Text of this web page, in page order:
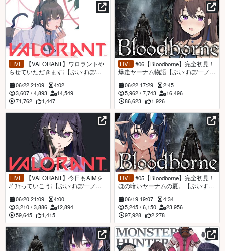
LIVE
らせていただきます❕【ぶいすぽ/一
ノ瀬うるは】
06/22 21:09
4:02
3,607/ 4,893
14,549
71,762
1,447
LIVE
爆走ヤーナム物語【ぶいすぽ/一ノ瀬
うるは】
06/22 17:29
2:45
5,962 /7,743
16,496
86,623
1,926
LIVE
ｶﾞﾁｬっていこう❕【ぶいすぽ/一ノ瀬
うるは】
06/20 21:09
4:00
3,210/ 3,886
12,894
59,645
1,415
LIVE
ほの暗いヤーナムの夏。【ぶいすぽ/
一ノ瀬うるは】
06/19 19:07
4:34
5,245 /6,150
23,956
97,928
2,278